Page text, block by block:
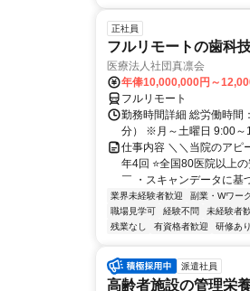
正社員
フルリモートの歯科
医療法人社団真凛会
年俸10,000,000円～
フルリモート
勤務時間詳細 総労働時間
分） ※月～土曜日 9:00～
仕事内容 ＼＼当院のアピ
年4回 ⭐全国80医院以上
￣ ・スキャンデータに基
業界未経験者歓迎 副業・Wワー
職場見学可
経験不問 未経験者
残業なし
有資格者歓迎 研修あり
派遣社員
高齢者施設の管理栄